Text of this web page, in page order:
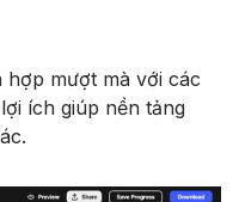
hợp mượt mà với các
ích giúp nền tảng